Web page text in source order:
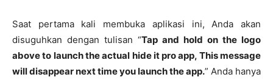
Saat pertama kali membuka aplikasi ini, Anda akan
disuguhkan dengan tulisan “Tap and hold on the logo
above to launch the actual hide it pro app, This message
will disappear next time you launch the app.” Anda hanya